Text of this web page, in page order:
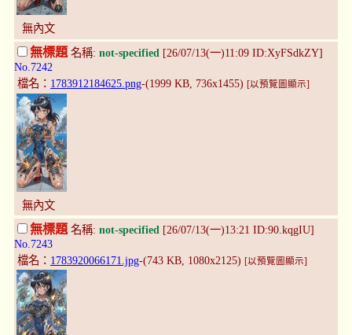
無內文
無標題名稱: not-specified [26/07/13(一)11:09 ID:XyFSdkZY]
No.7242
檔名： 1783912184625.png-(1999 KB, 736x1455) [以預覽圖顯示]
無內文
無標題 名稱: not-specified [26/07/13(一)13:21 ID:90.kqgIU]
No.7243
檔名： 1783920066171.jpg-(743 KB, 1080x2125) [以預覽圖顯示]